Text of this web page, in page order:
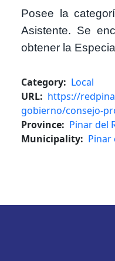
Posee la
Asistente. Se
obtener la
Category
Local
URL
https://
gobierno/consejo-
Province
Pinar del
Municipality
Pinar